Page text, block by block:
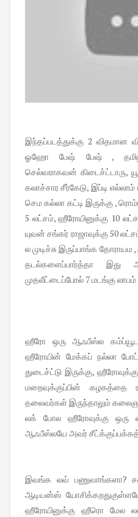
இந்தப்படத்துக்கு 2
ஓஹோ பேஷ் பேஷ் , தமிழ்
செல்வராகவன் கிடைச்ட்டாரு,
கலாச்சார சீர்கேடு, இப்டி
செம கல்லா கட்டி இருக்கு ,
5 லட்சம், ஹீரோயினுக்கு 10
யுவன் சங்கர் ராஜாவுக்கு 50
ல முடிச்சு இருப்பாங்க
தடல்களைப்பார்த்தா
முதலீட்டைப்போல் 7 மடங்கு லாபம்
ஹீரோ ஒரு ஆஃபீஸ்ல
ஹீரோயின் மேக்கப் நல்லா
துடைச்ட்டு இருக்கு,
மறைவுக்குப்பின் கழகத்தை
தலைவர்கள் இருந்தாலும்
லக் போல ஹீரோவுக்கு ஒரு
ஆஃபீஸ்லயே அவர்
இவங்க லவ் பணுவாங்களா?
ஆடியன்ஸ் யோசிக்கறதுகுள்ளயே
ஹீரோயினுக்கு ஹீரொ மேல